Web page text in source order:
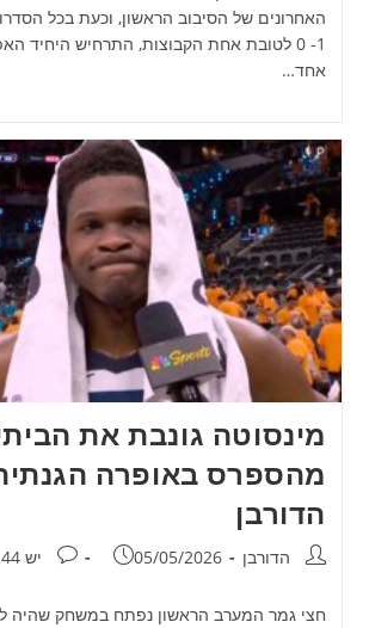
האחרונים של הסיבוב הראשון, וכעת בכל
1- 0 לטובת אחת הקבוצות, התרחיש היחיד
אחד…
מינסוטה גונבת את
מהספרס באופרה
הדורבן
מחבר:הדורבן פורסם:
05/05/2026 תגובות:
יש 44 תגובות
חצי גמר המערב הראשון נפתח במשחק שהיה